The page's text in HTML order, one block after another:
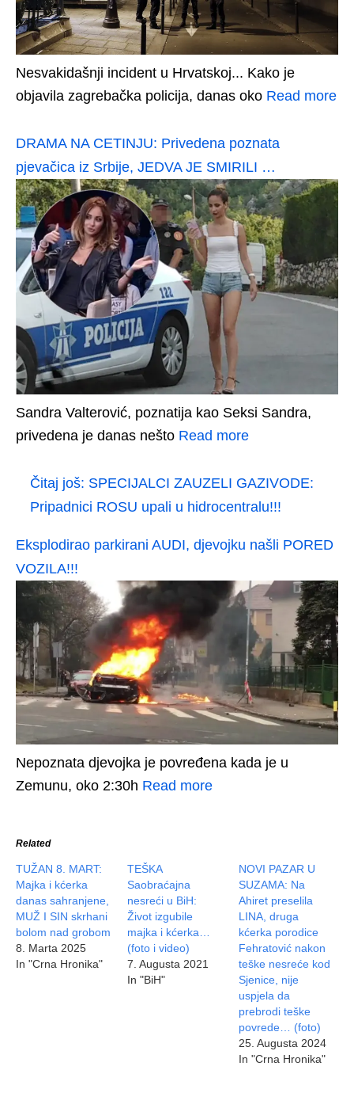
Nesvakidašnji incident u Hrvatskoj... Kako je
objavila zagrebačka policija, danas oko Read more
DRAMA NA CETINJU: Privedena poznata
pjevačica iz Srbije, JEDVA JE SMIRILI …
Sandra Valterović, poznatija kao Seksi Sandra,
privedena je danas nešto Read more
Čitaj još: SPECIJALCI ZAUZELI GAZIVODE:
Pripadnici ROSU upali u hidrocentralu!!!
Eksplodirao parkirani AUDI, djevojku našli PORED
VOZILA!!!
Nepoznata djevojka je povređena kada je u
Zemunu, oko 2:30h Read more
Related
TUŽAN 8. MART:
Majka i kćerka
danas sahranjene,
MUŽ I SIN skrhani
bolom nad grobom
8. Marta 2025
In "Crna Hronika"
TEŠKA
Saobraćajna
nesreći u BiH:
Život izgubile
majka i kćerka…
(foto i video)
7. Augusta 2021
In "BiH"
NOVI PAZAR U
SUZAMA: Na
Ahiret preselila
LINA, druga
kćerka porodice
Fehratović nakon
teške nesreće kod
Sjenice, nije
uspjela da
prebrodi teške
povrede… (foto)
25. Augusta 2024
In "Crna Hronika"